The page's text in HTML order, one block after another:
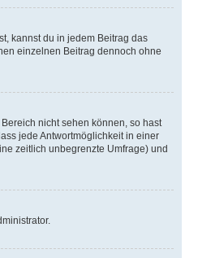
kannst du in jedem Beitrag das
einzelnen Beitrag dennoch ohne
nicht sehen können, so hast
jede Antwortmöglichkeit in einer
zeitlich unbegrenzte Umfrage) und